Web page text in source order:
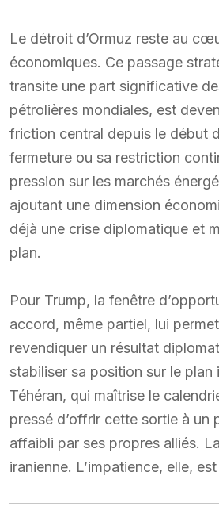
Le détroit d’Ormuz reste au
économiques. Ce passage
transite une part significative
pétrolières mondiales, est
friction central depuis le début
fermeture ou sa restriction
pression sur les marchés
ajoutant une dimension
déjà une crise diplomatique et
plan.
Pour Trump, la fenêtre
accord, même partiel, lui
revendiquer un résultat
stabiliser sa position sur le plan
Téhéran, qui maîtrise le
pressé d’offrir cette sortie à un
affaibli par ses propres alliés.
iranienne. L’impatience, elle,